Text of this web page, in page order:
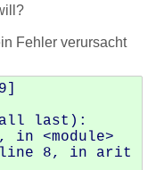
Fehler verursacht
last):